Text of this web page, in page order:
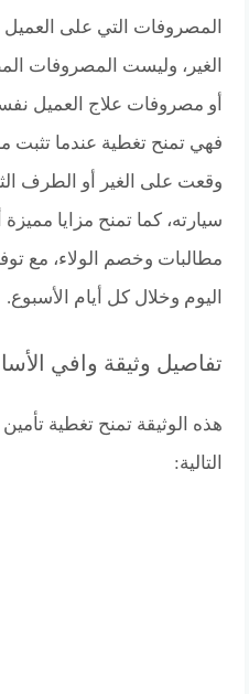
المصروفات التي على
الغير، وليست المصروفات
أو مصروفات علاج العميل
فهي تمنح تغطية عندما تثبت
وقعت على الغير أو الطرف
سيارته، كما تمنح مزايا
مطالبات وخصم الولاء، مع
اليوم وخلال كل أيام الأسبوع.
تفاصيل وثيقة وافي
هذه الوثيقة تمنح تغطية
التالية: